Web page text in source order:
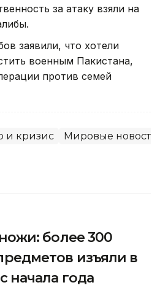
за атаку взяли на
заявили, что хотели
военным Пакистана,
против семей
и кризис Мировые новости
более 300
изъяли в
начала года